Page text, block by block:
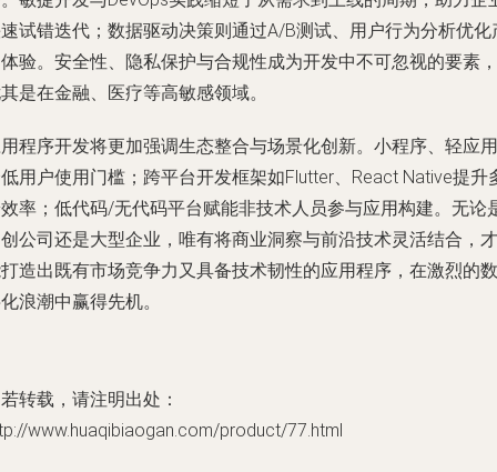
试错迭代；数据驱动决策则通过A/B测试、用户行为分析优化
验。安全性、隐私保护与合规性成为开发中不可忽视的要素，
是在金融、医疗等高敏感领域。
程序开发将更加强调生态整合与场景化创新。小程序、轻应用
用户使用门槛；跨平台开发框架如Flutter、React Native提升
率；低代码/无代码平台赋能非技术人员参与应用构建。无论
公司还是大型企业，唯有将商业洞察与前沿技术灵活结合，才
造出既有市场竞争力又具备技术韧性的应用程序，在激烈的数
浪潮中赢得先机。
转载，请注明出处：
www.huaqibiaogan.com/product/77.html